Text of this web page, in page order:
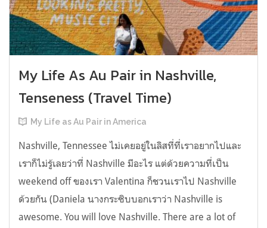
My Life As Au Pair in Nashville,
Tenseness (Travel Time)
My Life as Au Pair in America
Nashville, Tennessee ไม่เคยอยู่ในลิสที่ที่เราอยากไปและ
เราก็ไม่รู้เลยว่าที่ Nashville มีอะไร แต่ด้วยความที่เป็น
weekend off ของเรา Valentina ก็ชวนเราไป Nashville
ด้วยกัน (Daniela นางกระซิบบอกเราว่า Nashville is
awesome. You will love Nashville. There are a lot of